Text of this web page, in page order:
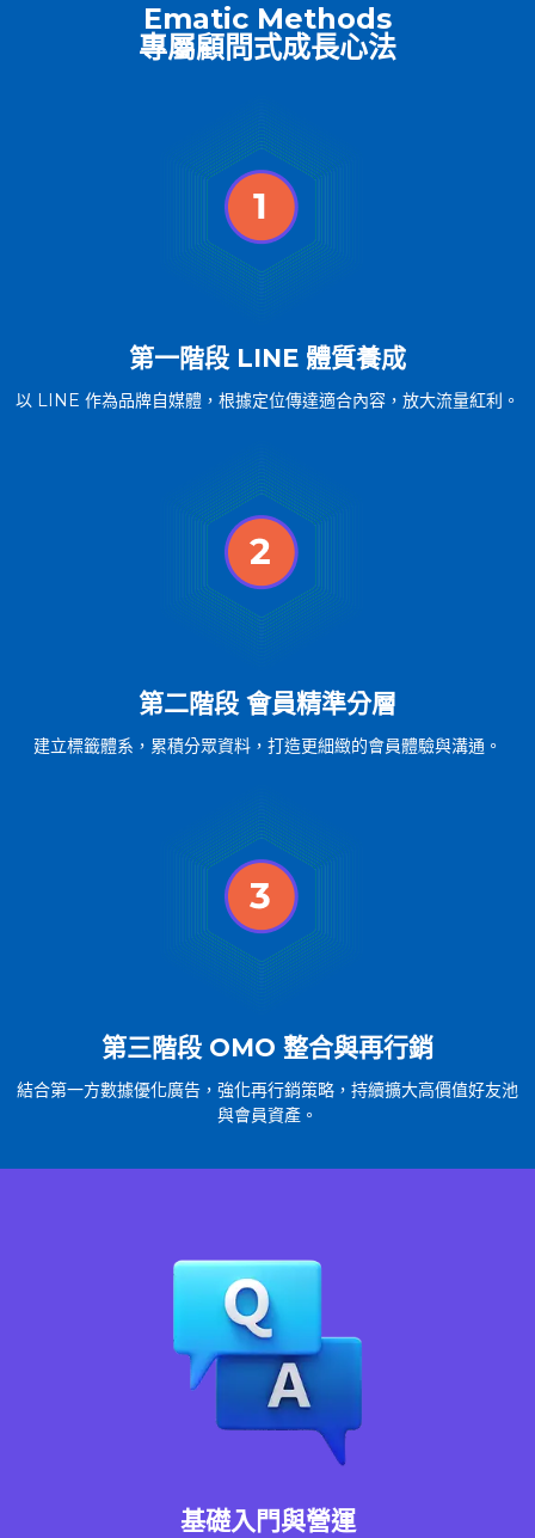
Ematic Methods
專屬顧問式成長心法
第一階段 LINE 體質養成
以 LINE 作為品牌自媒體，根據定位傳達適合內容，放大流量紅利。
第二階段 會員精準分層
建立標籤體系，累積分眾資料，打造更細緻的會員體驗與溝通。
第三階段 OMO 整合與再行銷
結合第一方數據優化廣告，強化再行銷策略，持續擴大高價值好友池
與會員資產。
基礎入門與營運